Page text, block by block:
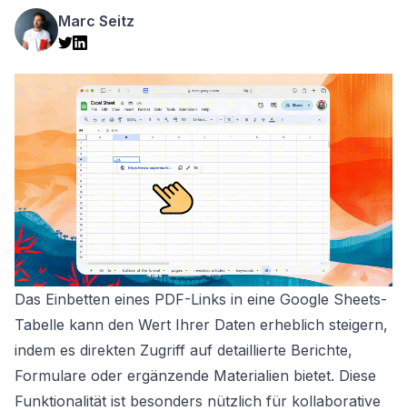
Marc Seitz
Das Einbetten eines PDF-Links in eine Google Sheets-
Tabelle kann den Wert Ihrer Daten erheblich steigern,
indem es direkten Zugriff auf detaillierte Berichte,
Formulare oder ergänzende Materialien bietet. Diese
Funktionalität ist besonders nützlich für kollaborative